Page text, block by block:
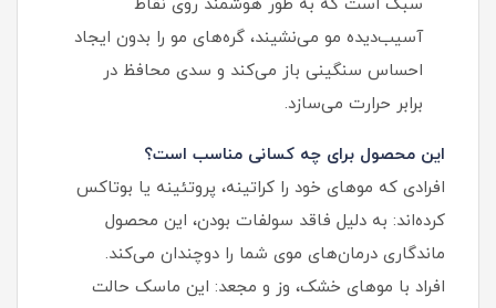
سبک است که به طور هوشمند روی نقاط
آسیب‌دیده مو می‌نشیند، گره‌های مو را بدون ایجاد
احساس سنگینی باز می‌کند و سدی محافظ در
برابر حرارت می‌سازد.
این محصول برای چه کسانی مناسب است؟
افرادی که موهای خود را کراتینه، پروتئینه یا بوتاکس
کرده‌اند: به دلیل فاقد سولفات بودن، این محصول
ماندگاری درمان‌های موی شما را دوچندان می‌کند.
افراد با موهای خشک، وز و مجعد: این ماسک حالت